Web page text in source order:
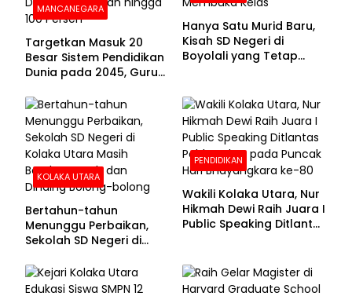
MANCANEGARA
Targetkan Masuk 20
Besar Sistem Pendidikan
Dunia pada 2045, Guru
100 Persen
Hanya Satu Murid Baru,
Kisah SD Negeri di
Boyolali yang Tetap
KOLAKA UTARA
Bertahun-tahun
Menunggu Perbaikan,
Sekolah SD Negeri di
Beralas Tanah dan
Dinding Bolong-bolong
PENDIDIKAN
Wakili Kolaka Utara, Nur
Hikmah Dewi Raih Juara I
Public Speaking Ditlantas
Bhayangkara ke-80